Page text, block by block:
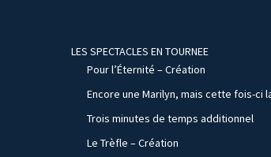
LES SPECTACLES EN TOURNEE
Pour l’Éternité – Création
Encore une Marilyn, mais cette fois-ci
Trois minutes de temps additionnel
Le Trèfle – Création